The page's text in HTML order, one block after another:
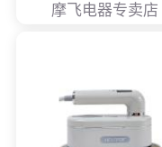
摩飞电器专卖店